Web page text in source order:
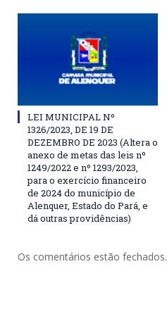
LEI MUNICIPAL Nº
1326/2023, DE 19 DE
DEZEMBRO DE 2023 (Altera o
anexo de metas das leis nº
1249/2022 e nº 1293/2023,
para o exercício financeiro
de 2024 do município de
Alenquer, Estado do Pará, e
dá outras providências)
Os comentários estão fechados.